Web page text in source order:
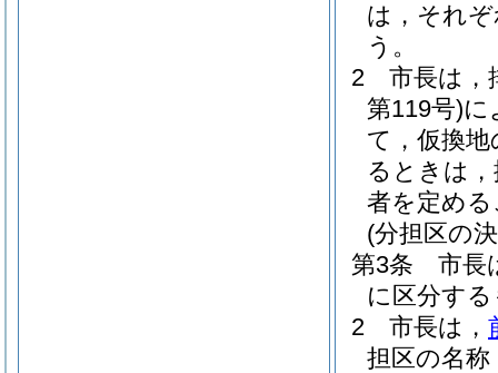
は，それ
う。
2
市長は，
第119号)に
て，仮換
るときは
者を定め
(分担区の
第3条
市長
に区分す
2
市長は，
担区の名